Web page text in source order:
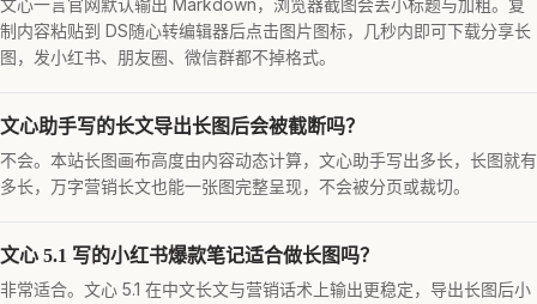
文心一言官网默认输出 Markdown，浏览器截图会丢小标题与加粗。复
制内容粘贴到 DS随心转编辑器后点击图片图标，几秒内即可下载分享长
图，发小红书、朋友圈、微信群都不掉格式。
文心助手写的长文导出长图后会被截断吗？
不会。本站长图画布高度由内容动态计算，文心助手写出多长，长图就有
多长，万字营销长文也能一张图完整呈现，不会被分页或裁切。
文心 5.1 写的小红书爆款笔记适合做长图吗？
非常适合。文心 5.1 在中文长文与营销话术上输出更稳定，导出长图后小